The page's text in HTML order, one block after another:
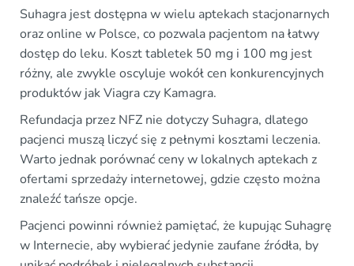
Suhagra jest dostępna w wielu aptekach stacjonarnych
oraz online w Polsce, co pozwala pacjentom na łatwy
dostęp do leku. Koszt tabletek 50 mg i 100 mg jest
różny, ale zwykle oscyluje wokół cen konkurencyjnych
produktów jak Viagra czy Kamagra.
Refundacja przez NFZ nie dotyczy Suhagra, dlatego
pacjenci muszą liczyć się z pełnymi kosztami leczenia.
Warto jednak porównać ceny w lokalnych aptekach z
ofertami sprzedaży internetowej, gdzie często można
znaleźć tańsze opcje.
Pacjenci powinni również pamiętać, że kupując Suhagrę
w Internecie, aby wybierać jedynie zaufane źródła, by